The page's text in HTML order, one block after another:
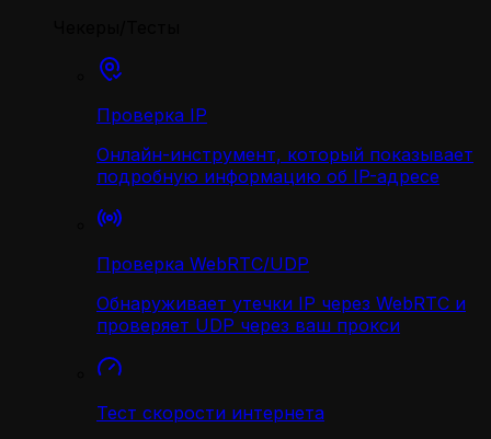
Проверка IP
Онлайн-инструмент, который показывает
подробную информацию об IP-адресе
Проверка WebRTC/UDP
Обнаруживает утечки IP через WebRTC и
проверяет UDP через ваш прокси
Тест скорости интернета